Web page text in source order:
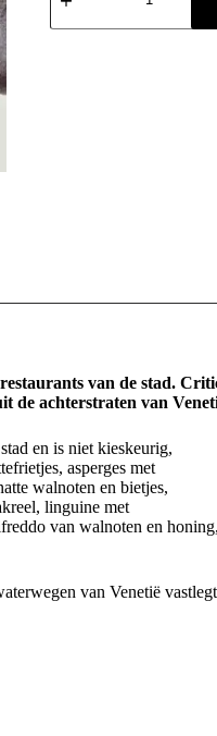
Cookbook
van de stad.
de achterstraten van
en is niet kieskeurig,
asperges met
walnoten en bietjes,
linguine met
van walnoten en
van Venetië